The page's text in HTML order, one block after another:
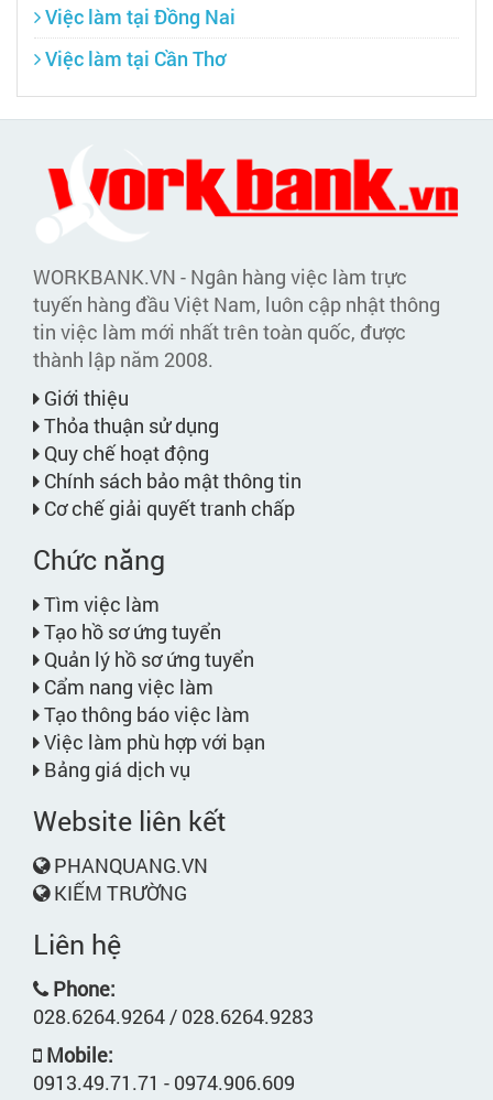
Việc làm tại Đồng Nai
Việc làm tại Cần Thơ
WORKBANK.VN - Ngân hàng việc làm trực
tuyến hàng đầu Việt Nam, luôn cập nhật thông
tin việc làm mới nhất trên toàn quốc, được
thành lập năm 2008.
Giới thiệu
Thỏa thuận sử dụng
Quy chế hoạt động
Chính sách bảo mật thông tin
Cơ chế giải quyết tranh chấp
Chức năng
Tìm việc làm
Tạo hồ sơ ứng tuyển
Quản lý hồ sơ ứng tuyển
Cẩm nang việc làm
Tạo thông báo việc làm
Việc làm phù hợp với bạn
Bảng giá dịch vụ
Website liên kết
PHANQUANG.VN
KIẾM TRƯỜNG
Liên hệ
Phone:
028.6264.9264 / 028.6264.9283
Mobile:
0913.49.71.71 - 0974.906.609